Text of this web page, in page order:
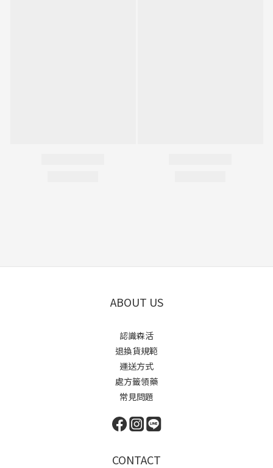
ABOUT US
認識森活
退換貨規範
運送方式
處方籤領藥
常見問題
CONTACT